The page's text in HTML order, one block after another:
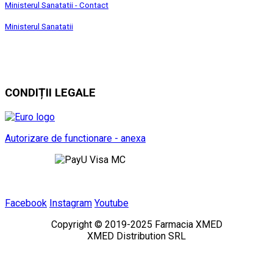
Ministerul Sanatatii - Contact
Ministerul Sanatatii
CONDIȚII LEGALE
Autorizare de functionare - anexa
Facebook Instagram Youtube
Copyright © 2019-2025 Farmacia XMED
XMED Distribution SRL